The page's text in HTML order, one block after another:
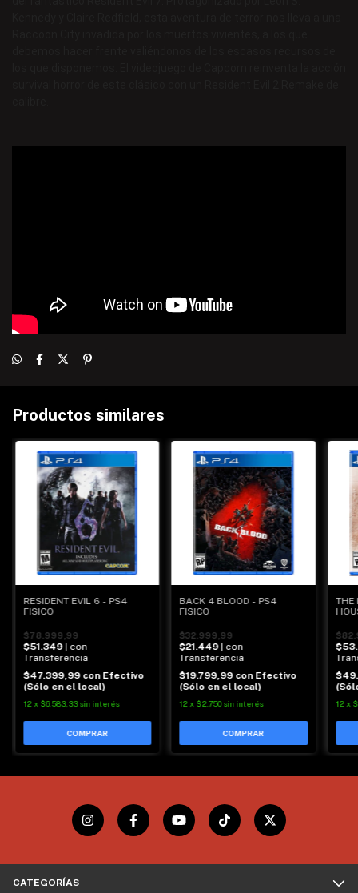
Productos similares
RESIDENT EVIL 6 - PS4
FISICO
$78.999,99
$51.349
| con
Transferencia
$47.399,99 con Efectivo
(Sólo en el local)
12 x $6.583,33 sin interés
BACK 4 BLOOD - PS4
FISICO
$32.999,99
$21.449
| con
Transferencia
$19.799,99 con Efectivo
(Sólo en el local)
12 x $2.750 sin interés
THE
12 x
CATEGORÍAS